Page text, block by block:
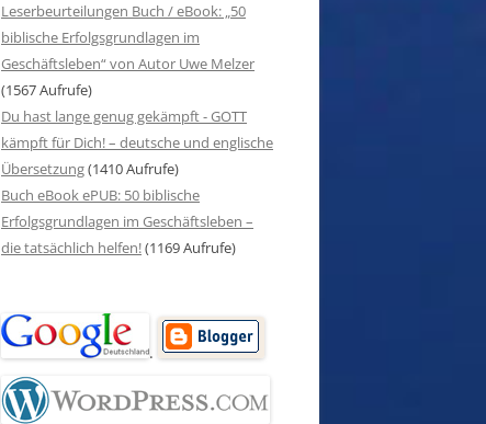
Leserbeurteilungen Buch / eBook: „50
biblische Erfolgsgrundlagen im
Geschäftsleben“ von Autor Uwe Melzer
(1567 Aufrufe)
Du hast lange genug gekämpft - GOTT
kämpft für Dich! – deutsche und englische
Übersetzung(1410 Aufrufe)
Buch eBook ePUB: 50 biblische
Erfolgsgrundlagen im Geschäftsleben –
die tatsächlich helfen!(1169 Aufrufe)
.